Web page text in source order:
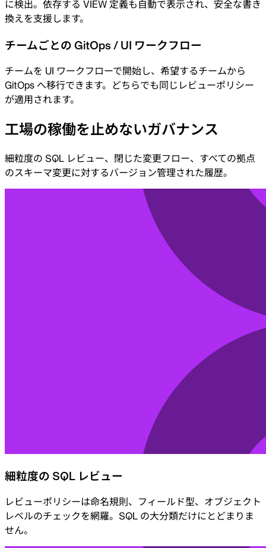
に検出。依存する VIEW 定義も自動で表示され、安全な書き
換えを支援します。
チームごとの GitOps / UI ワークフロー
チームを UI ワークフローで開始し、希望するチームから
GitOps へ移行できます。どちらでも同じレビューポリシー
が適用されます。
工場の稼働を止めないガバナンス
細粒度の SQL レビュー、閉じた変更フロー、すべての拠点
のスキーマ変更に対するバージョン管理された履歴。
細粒度の SQL レビュー
レビューポリシーは命名規則、フィールド型、オブジェクト
レベルのチェックを網羅。SQL の大分類だけにとどまりま
せん。